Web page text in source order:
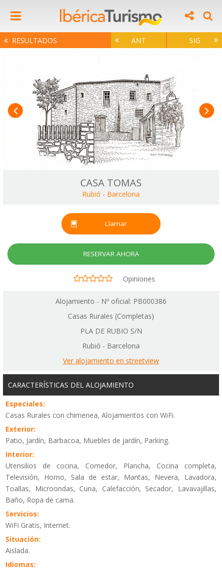
RESULTADOS ANT SIG
CASA TOMAS
Rubió - Barcelona
Llamar
RESERVAR AHORA
Opiniones
Alojamiento - Nº oficial: PB000386
Casas Rurales (Completas)
PLA DE RUBIO S/N
Rubió - Barcelona
Ver alojamiento en streetview
CARACTERÍSTICAS DEL ALOJAMIENTO
Especiales:
Casas Rurales con chimenea, Alojamientos con WiFi.
Exterior:
Patio, Jardín, Barbacoa, Muebles de jardín, Parking.
Interior:
Utensilios de cocina, Comedor, Plancha, Cocina completa,
Televisión, Horno, Sala de estar, Mantas, Nevera, Lavadora,
Toallas, Microondas, Cuna, Calefacción, Secador, Lavavajillas,
Baño, Ropa de cama.
Servicios:
WiFi Gratis, Internet.
Situación:
Aislada.
Idiomas: